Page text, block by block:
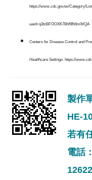
https://www.cdc.gov.tw/Category/
uaid=q3tzBFOOXK7Bhf9fh6mMQA
Centers for Disease Control and
Healthcare Settings. https://
製作
HE-
若有
電話
12622